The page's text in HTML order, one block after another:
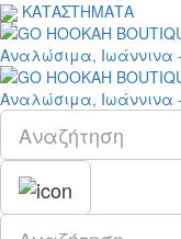
ΚΑΤΑΣΤΗΜΑΤΑ